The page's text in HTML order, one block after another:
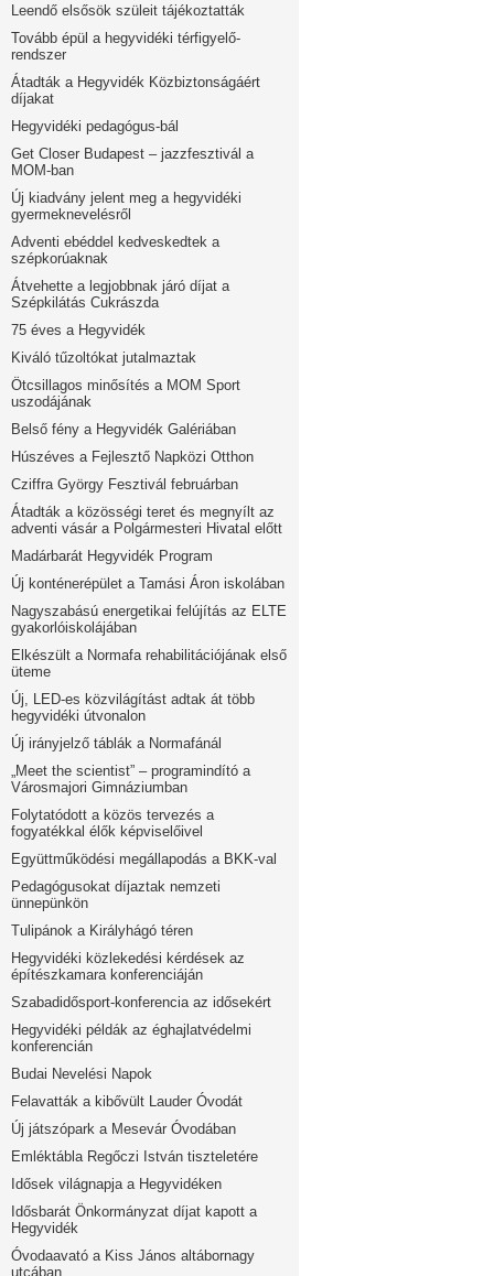
Leendő elsősök szüleit tájékoztatták
Tovább épül a hegyvidéki térfigyelő-
rendszer
Átadták a Hegyvidék Közbiztonságáért
díjakat
Hegyvidéki pedagógus-bál
Get Closer Budapest – jazzfesztivál a
MOM-ban
Új kiadvány jelent meg a hegyvidéki
gyermeknevelésről
Adventi ebéddel kedveskedtek a
szépkorúaknak
Átvehette a legjobbnak járó díjat a
Szépkilátás Cukrászda
75 éves a Hegyvidék
Kiváló tűzoltókat jutalmaztak
Ötcsillagos minősítés a MOM Sport
uszodájának
Belső fény a Hegyvidék Galériában
Húszéves a Fejlesztő Napközi Otthon
Cziffra György Fesztivál februárban
Átadták a közösségi teret és megnyílt az
adventi vásár a Polgármesteri Hivatal előtt
Madárbarát Hegyvidék Program
Új konténerépület a Tamási Áron iskolában
Nagyszabású energetikai felújítás az ELTE
gyakorlóiskolájában
Elkészült a Normafa rehabilitációjának első
üteme
Új, LED-es közvilágítást adtak át több
hegyvidéki útvonalon
Új irányjelző táblák a Normafánál
„Meet the scientist” – programindító a
Városmajori Gimnáziumban
Folytatódott a közös tervezés a
fogyatékkal élők képviselőivel
Együttműködési megállapodás a BKK-val
Pedagógusokat díjaztak nemzeti
ünnepünkön
Tulipánok a Királyhágó téren
Hegyvidéki közlekedési kérdések az
építészkamara konferenciáján
Szabadidősport-konferencia az idősekért
Hegyvidéki példák az éghajlatvédelmi
konferencián
Budai Nevelési Napok
Felavatták a kibővült Lauder Óvodát
Új játszópark a Mesevár Óvodában
Emléktábla Regőczi István tiszteletére
Idősek világnapja a Hegyvidéken
Idősbarát Önkormányzat díjat kapott a
Hegyvidék
Óvodaavató a Kiss János altábornagy
utcában